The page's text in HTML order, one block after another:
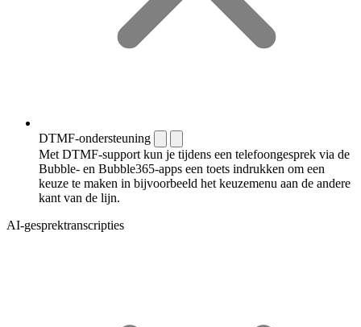
DTMF-ondersteuning
Met DTMF-support kun je tijdens een telefoongesprek via de
Bubble- en Bubble365-apps een toets indrukken om een
keuze te maken in bijvoorbeeld het keuzemenu aan de andere
kant van de lijn.
AI-gesprektranscripties